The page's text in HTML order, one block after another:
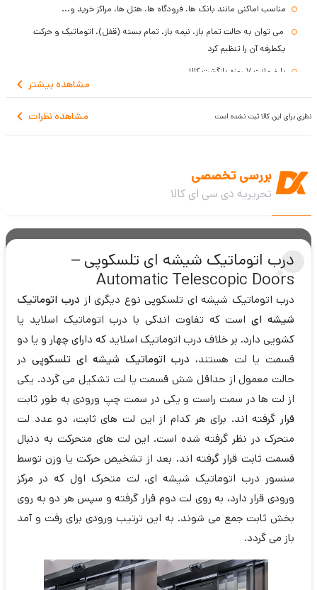
مناسب اماکنی مانند بانک ها، فرودگاه ها، هتل ها، مراکز خرید و...
می توان به حالت تمام باز، نیمه باز، تمام بسته (قفل)، اتوماتیک و حرکت
یکطرفه آن را تنظیم کرد
با ضمانت 7 روزه بازگشت کالا
مشاهده بیشتر
مشاهده نظرات نظری برای این کالا ثبت نشده است
بررسی تخصصی
تحریریه دی سی ای کالا
درب اتوماتیک شیشه ای تلسکوپی –
Automatic Telescopic Doors
درب اتوماتیک شیشه ای تلسکوپی نوع دیگری از درب اتوماتیک
شیشه ایاست که تفاوت اندکی با درب اتوماتیک اسلاید یا
کشویی دارد. بر خلاف درب اتوماتیک اسلاید که دارای چهار و یا دو
قسمت یا لت هستند، درب اتوماتیک شیشه ای تلسکوپی در
حالت معمول از حداقل شش قسمت یا لت تشکیل می گردد. یکی
از لت ها در سمت راست و یکی در سمت چپ ورودی به طور ثابت
قرار گرفته اند. برای هر کدام از این لت های ثابت، دو عدد لت
متحرک در نظر گرفته شده است. این لت های متحرکت به دنبال
قسمت ثابت قرار گرفته اند. بعد از تشخیص حرکت یا وزن توسط
سنسور درب اتوماتیک شیشه ای، لت متحرک اول که در مرکز
ورودی قرار دارد، به روی لت دوم قرار گرفته و سپس هر دو به روی
بخش ثابت جمع می شوند. به این ترتیب ورودی برای رفت و آمد
باز می گردد.